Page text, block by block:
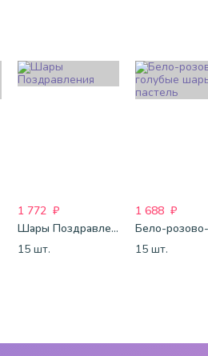
1 772 ₽
Шары Поздравления
15 шт.
1 688 ₽
15 шт.